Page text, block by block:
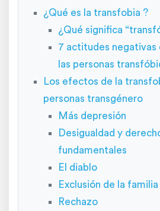
¿Qué es la transfobia ?
¿Qué significa
7 actitudes negativas
las personas
Los efectos de la
personas transgénero
Más depresión
Desigualdad y
fundamentales
El diablo
Exclusión de la familia
Rechazo